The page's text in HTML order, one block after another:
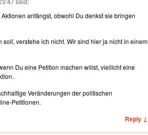
anfängst, obwohl Du denkst sie bringen
verstehe ich nicht. Wir sind hier ja nicht in einem
Du eine Petition machen willst, viellicht eine
Veränderungen der politischen
Petitionen.
Reply ↓